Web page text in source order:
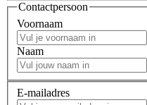
Contactpersoon
Voornaam
Naam
E-mailadres